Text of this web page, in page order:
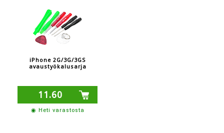
iPhone 2G/3G/3GS
avaustyökalusarja
11.60
◉ Heti varastosta